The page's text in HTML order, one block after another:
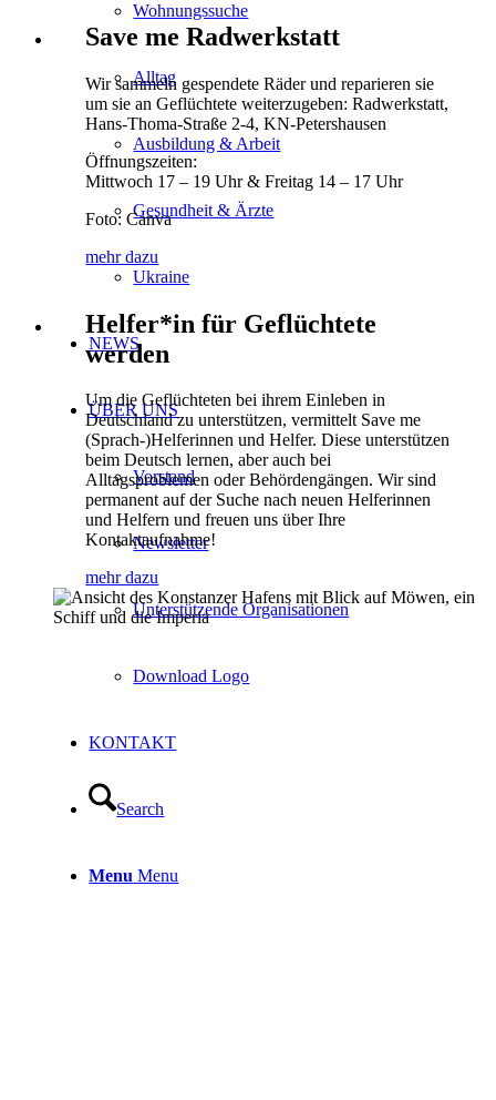
Wohnungssuche
Alltag
Ausbildung & Arbeit
Gesundheit & Ärzte
Ukraine
NEWS
ÜBER UNS
Vorstand
Newsletter
Unterstützende Organisationen
Download Logo
KONTAKT
Search
Menu Menu
Save me Radwerkstatt
Wir sammeln gespendete Räder und reparieren sie
um sie an Geflüchtete weiterzugeben: Radwerkstatt,
Hans-Thoma-Straße 2-4, KN-Petershausen
Öffnungszeiten:
Mittwoch 17 – 19 Uhr & Freitag 14 – 17 Uhr
Foto: Canva
mehr dazu
Helfer*in für Geflüchtete
werden
Um die Geflüchteten bei ihrem Einleben in
Deutschland zu unterstützen, vermittelt Save me
(Sprach-)Helferinnen und Helfer. Diese unterstützen
beim Deutsch lernen, aber auch bei
Alltagsproblemen oder Behördengängen. Wir sind
permanent auf der Suche nach neuen Helferinnen
und Helfern und freuen uns über Ihre
Kontaktaufnahme!
mehr dazu